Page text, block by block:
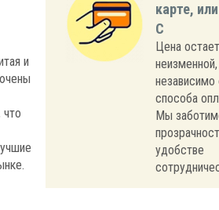
и
что
карте,
С
Цена
неизменной,
независимо
способа
Мы
удобстве